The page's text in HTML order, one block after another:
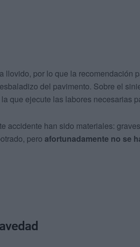
llovido, por lo que la recomendación
del pavimento. Sobre el
que ejecute las labores necesarias
accidente han sido materiales:
pero afortunadamente no se